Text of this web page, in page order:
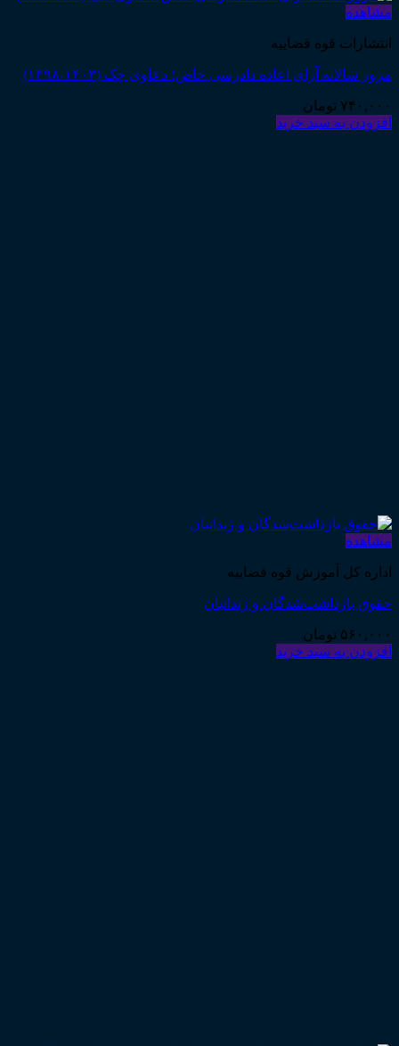
مشاهده
انتشارات قوه قضاییه
مرور سالانه آرای اعاده دادرسی خاص؛ دعاوی چک (۱۴۰۳-۱۳۹۸)
۷۴۰,۰۰۰ تومان
افزودن به سبد خرید
مشاهده
اداره کل آموزش قوه قضاییه
حقوق بازداشت‌شدگان و زندانیان
۵۶۰,۰۰۰ تومان
افزودن به سبد خرید